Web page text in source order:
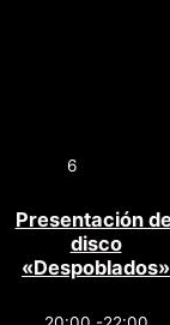
6
Presentación
disco
«Despoblados»